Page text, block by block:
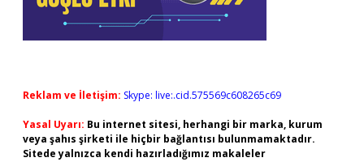
Reklam ve İletişim: Skype: live:.cid.575569c608265c69
Yasal Uyarı: Bu internet sitesi, herhangi bir marka, kurum
veya şahıs şirketi ile hiçbir bağlantısı bulunmamaktadır.
Sitede yalnızca kendi hazırladığımız makaleler